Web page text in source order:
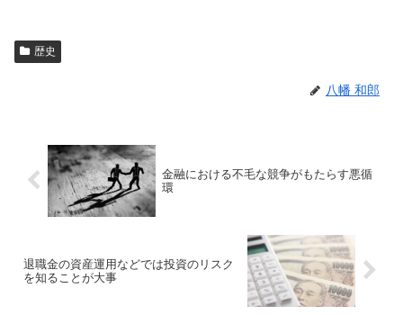
歴史
八幡 和郎
金融における不毛な競争がもたらす悪循
環
退職金の資産運用などでは投資のリスク
を知ることが大事